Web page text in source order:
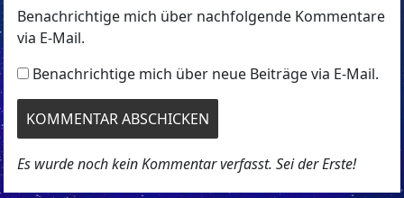
Benachrichtige mich über nachfolgende Kommentare
via E-Mail.
Benachrichtige mich über neue Beiträge via E-Mail.
Es wurde noch kein Kommentar verfasst. Sei der Erste!